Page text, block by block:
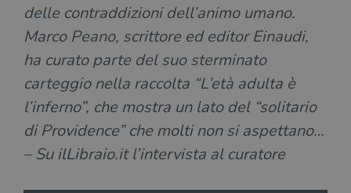
delle contraddizioni dell’animo umano.
Marco Peano, scrittore ed editor Einaudi,
ha curato parte del suo sterminato
carteggio nella raccolta “L’età adulta è
l’inferno”, che mostra un lato del “solitario
di Providence” che molti non si aspettano…
– Su ilLibraio.it l’intervista al curatore